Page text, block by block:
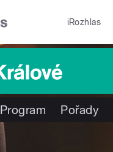
iRozhlas
Program Pořady